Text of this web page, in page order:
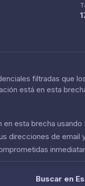
filtradas que
está en esta
esta brecha usando
direcciones de email
Buscar en